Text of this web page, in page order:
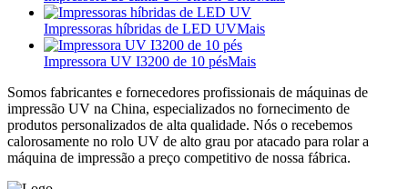
Impressoras híbridas de LED UVMais
Impressora UV I3200 de 10 pésMais
Somos fabricantes e fornecedores profissionais de máquinas de
impressão UV na China, especializados no fornecimento de
produtos personalizados de alta qualidade. Nós o recebemos
calorosamente no rolo UV de alto grau por atacado para rolar a
máquina de impressão a preço competitivo de nossa fábrica.